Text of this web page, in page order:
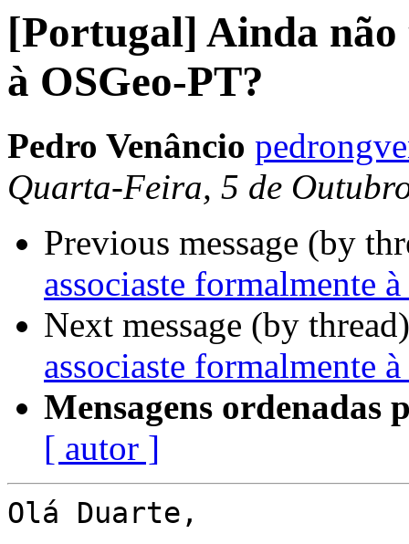
[Portugal] Ainda não
à OSGeo-PT?
Pedro Venâncio
Quarta-Feira, 5 de
Previous message (by
associaste formalmente
Next message (by
associaste formalmente
Mensagens ordenadas
[ autor ]
Olá Duarte,